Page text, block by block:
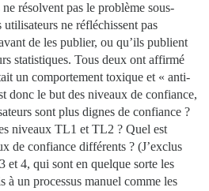
résolvent pas le problème sous-
ne réfléchissent pas
de les publier, ou qu’ils publient
statistiques. Tous deux ont affirmé
un comportement toxique et « anti-
donc le but des niveaux de confiance,
sont plus dignes de confiance ?
niveaux TL1 et TL2 ? Quel est
de confiance différents ? (J’exclus
et 4, qui sont en quelque sorte les
à un processus manuel comme les